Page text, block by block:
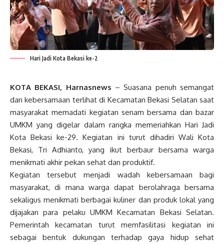
Hari Jadi Kota Bekasi ke-2
KOTA BEKASI, Harnasnews – Suasana penuh semangat
dan kebersamaan terlihat di Kecamatan Bekasi Selatan saat
masyarakat memadati kegiatan senam bersama dan bazar
UMKM yang digelar dalam rangka memeriahkan Hari Jadi
Kota Bekasi ke-29. Kegiatan ini turut dihadiri Wali Kota
Bekasi, Tri Adhianto, yang ikut berbaur bersama warga
menikmati akhir pekan sehat dan produktif.
Kegiatan tersebut menjadi wadah kebersamaan bagi
masyarakat, di mana warga dapat berolahraga bersama
sekaligus menikmati berbagai kuliner dan produk lokal yang
dijajakan para pelaku UMKM Kecamatan Bekasi Selatan.
Pemerintah kecamatan turut memfasilitasi kegiatan ini
sebagai bentuk dukungan terhadap gaya hidup sehat